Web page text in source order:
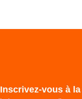
Inscrivez-vous à